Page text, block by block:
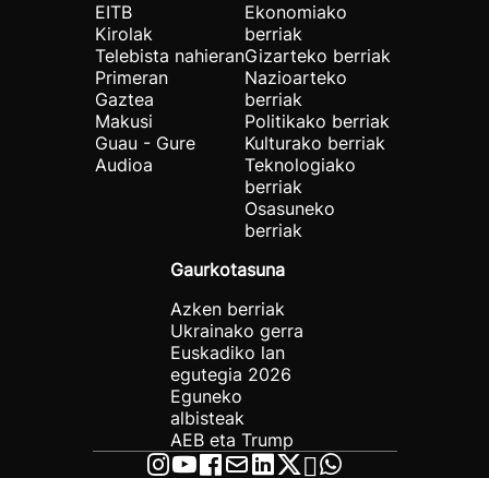
EITB
Kirolak
Telebista nahieran
Primeran
Gaztea
Makusi
Guau - Gure
Audioa
Ekonomiako
berriak
Gizarteko berriak
Nazioarteko
berriak
Politikako berriak
Kulturako berriak
Teknologiako
berriak
Osasuneko
berriak
Gaurkotasuna
Azken berriak
Ukrainako gerra
Euskadiko lan
egutegia 2026
Eguneko
albisteak
AEB eta Trump